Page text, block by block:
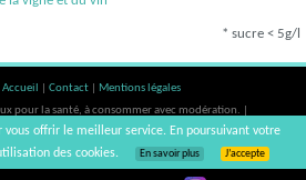
* sucre < 5g/l
Accueil Contact
Mentions légales
pour la santé, à consommer avec modération. |
vinsnaturels | v3.12
vous offrir le meilleur service. En poursuivant votre
des cookies.
En savoir plus J’accepte